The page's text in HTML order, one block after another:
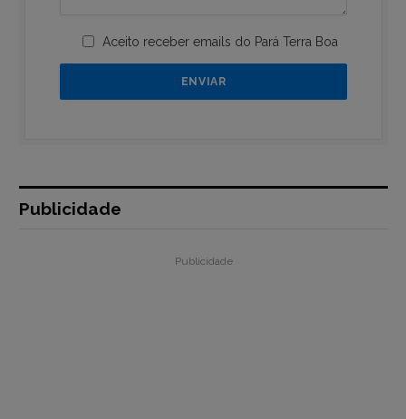
Aceito receber emails do Pará Terra Boa
Publicidade
Publicidade